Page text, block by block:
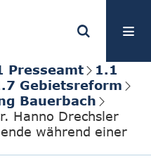
Presseamt
1.1
Gebietsreform
Bauerbach
Hanno Drechsler
während einer